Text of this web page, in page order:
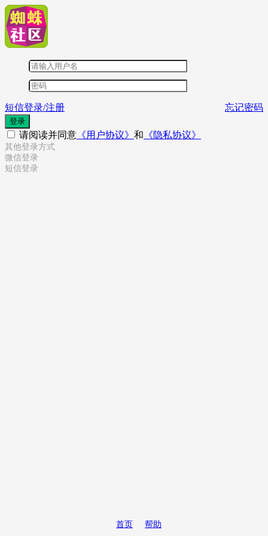
短信登录/注册 忘记密码
登录
请阅读并同意 《用户协议》 和 《隐私协议》
其他登录方式
微信登录
短信登录
首页 帮助